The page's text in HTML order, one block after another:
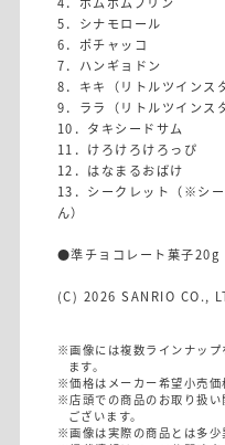
5．シナモロール
6．ポチャッコ
7．ハンギョドン
8．キキ（リトルツインス
9．ララ（リトルツインス
10．タキシードサム
11．けろけろけろっぴ
12．はなまるおばけ
13．シークレット（※シ
ん）
●準チョコレート菓子20g
(C) 2026 SANRIO CO.,
※画像には複数ラインナップ
ます。
※価格はメーカー希望小売価
※店頭での商品のお取り扱い
ございます。
※画像は実際の商品とは多少